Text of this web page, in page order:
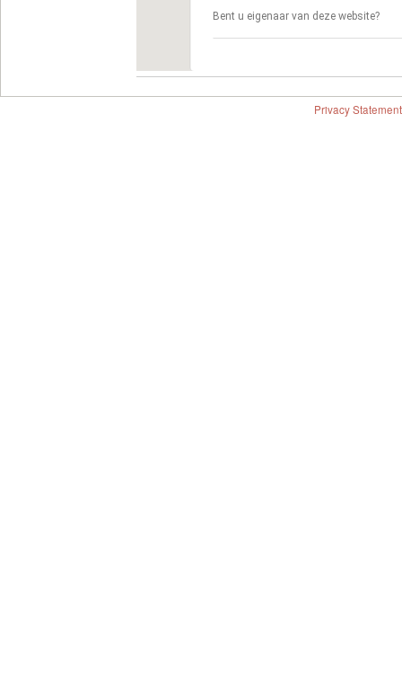
Bent u eigenaar van deze website?
Privacy Statement